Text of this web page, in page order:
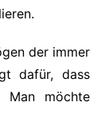
der immer
dafür, dass
Man möchte